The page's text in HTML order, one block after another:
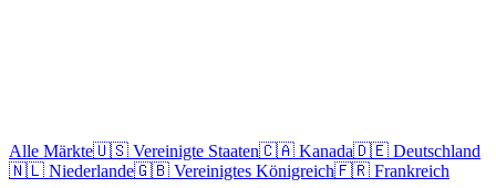
Alle Märkte🇺🇸 Vereinigte Staaten🇨🇦 Kanada🇩🇪 Deutschland
🇳🇱 Niederlande🇬🇧 Vereinigtes Königreich🇫🇷 Frankreich